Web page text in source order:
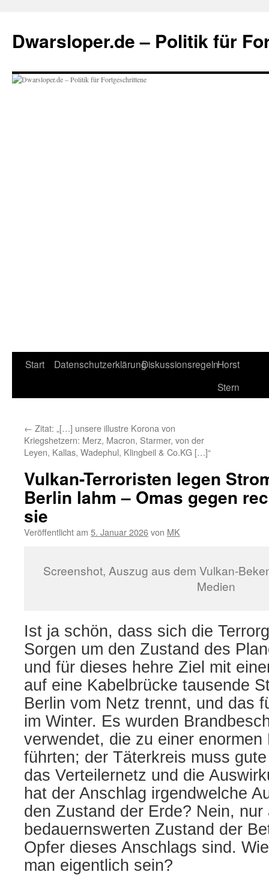
springen
Dwarsloper.de – Politik für
Start DatenschutzerklärungDiskussionsregelnHorst
Stern
← Zitat: „[…] unsere illustre Korona von
Kriegshetzern: Merz, Macron, Starmer, von der
Leyen, Kallas, Wadephul, Klingbeil & Co.KG […]“
Vulkan-Terroristen legen
Berlin lahm – Omas gegen
sie
Veröffentlicht am 5. Januar 2026von MK
Screenshot, Auszug aus dem Vulkan-
Medien
Ist ja schön, dass sich die
Sorgen um den Zustand des
und für dieses hehre Ziel mit
auf eine Kabelbrücke tausende
Berlin vom Netz trennt, und das
im Winter. Es wurden
verwendet, die zu einer
führten; der Täterkreis muss
das Verteilernetz und die
hat der Anschlag irgendwelche
den Zustand der Erde? Nein, nur
bedauernswerten Zustand der
Opfer dieses Anschlags sind.
man eigentlich sein?